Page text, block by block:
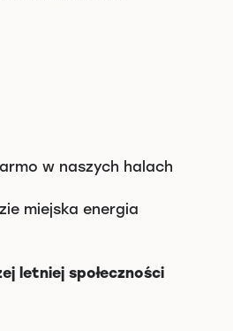
w naszych halach
miejska energia
letniej społeczności